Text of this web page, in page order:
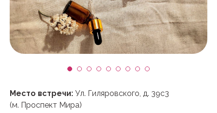
Место встречи: Ул. Гиляровского, д. 39с3
(м. Проспект Мира)